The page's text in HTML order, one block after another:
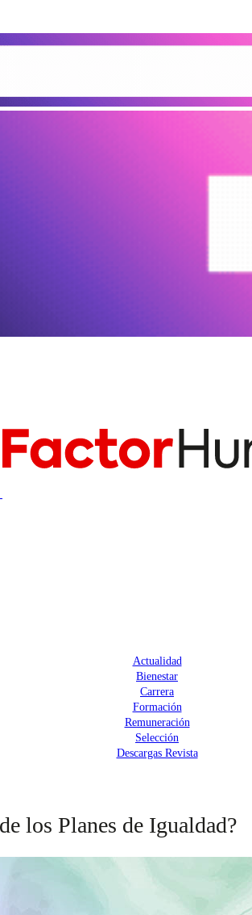
Actualidad
Bienestar
Carrera
Formación
Remuneración
Selección
Descargas Revista
los Planes de Igualdad?